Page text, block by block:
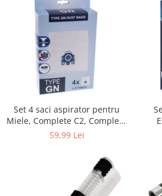
Curatenie si intretinere
Set 4 saci aspirator pentru
Miele, Complete C2, Complete
C3, Classic C1, S8, S5, S2,
59,99 Lei